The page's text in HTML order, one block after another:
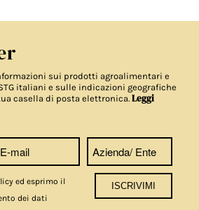
sui prodotti agroalimentari e
italiani e sulle indicazioni geografiche
casella di posta elettronica.Leggi
ed esprimo il
dei dati